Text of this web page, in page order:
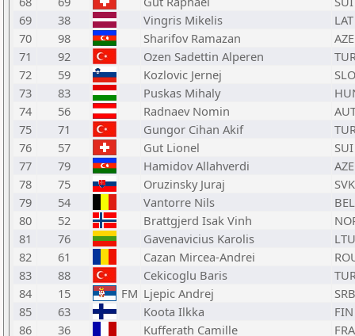
69
38 Vingris Mikelis
LAT
70
98 Sharifov Ramazan
AZE
71
92 Ozen Sadettin Alperen
72
59 Kozlovic Jernej
SLO
73
83 Puskas Mihaly
74
56 Radnaev Nomin
75
71 Gungor Cihan Akif
76
57 Gut Lionel
SUI
77
79 Hamidov Allahverdi
AZE
78
75 Oruzinsky Juraj
SVK
79
54 Vantorre Nils
BEL
80
52 Brattgjerd Isak Vinh
81
76 Gavenavicius Karolis
LTU
82
61 Cazan Mircea-Andrei
83
88 Cekicoglu Baris
84
15 FM Ljepic Andrej
SRB
85
63 Koota Ilkka
FIN
86
36 Kufferath Camille
FRA